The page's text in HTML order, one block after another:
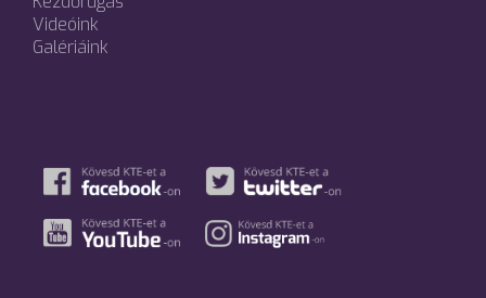
Videóink
Galériáink